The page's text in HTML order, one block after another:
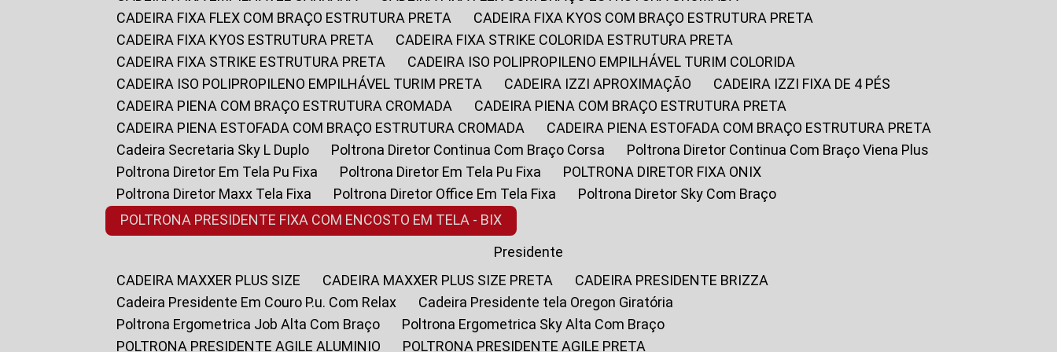
CADEIRA FIXA FLEX COM BRAÇO ESTRUTURA PRETA
CADEIRA FIXA KYOS COM BRAÇO ESTRUTURA PRETA
CADEIRA FIXA KYOS ESTRUTURA PRETA
CADEIRA FIXA STRIKE COLORIDA ESTRUTURA PRETA
CADEIRA FIXA STRIKE ESTRUTURA PRETA
CADEIRA ISO POLIPROPILENO EMPILHÁVEL TURIM COLORIDA
CADEIRA ISO POLIPROPILENO EMPILHÁVEL TURIM PRETA
CADEIRA IZZI APROXIMAÇÃO
CADEIRA IZZI FIXA DE 4 PÉS
CADEIRA PIENA COM BRAÇO ESTRUTURA CROMADA
CADEIRA PIENA COM BRAÇO ESTRUTURA PRETA
CADEIRA PIENA ESTOFADA COM BRAÇO ESTRUTURA CROMADA
CADEIRA PIENA ESTOFADA COM BRAÇO ESTRUTURA PRETA
Cadeira Secretaria Sky L Duplo
Poltrona Diretor Continua Com Braço Corsa
Poltrona Diretor Continua Com Braço Viena Plus
Poltrona Diretor Em Tela Pu Fixa
Poltrona Diretor Em Tela Pu Fixa
POLTRONA DIRETOR FIXA ONIX
Poltrona Diretor Maxx Tela Fixa
Poltrona Diretor Office Em Tela Fixa
Poltrona Diretor Sky Com Braço
POLTRONA PRESIDENTE FIXA COM ENCOSTO EM TELA - BIX
Presidente
CADEIRA MAXXER PLUS SIZE
CADEIRA MAXXER PLUS SIZE PRETA
CADEIRA PRESIDENTE BRIZZA
Cadeira Presidente Em Couro P.u. Com Relax
Cadeira Presidente tela Oregon Giratória
Poltrona Ergometrica Job Alta Com Braço
Poltrona Ergometrica Sky Alta Com Braço
POLTRONA PRESIDENTE AGILE ALUMINIO
POLTRONA PRESIDENTE AGILE PRETA